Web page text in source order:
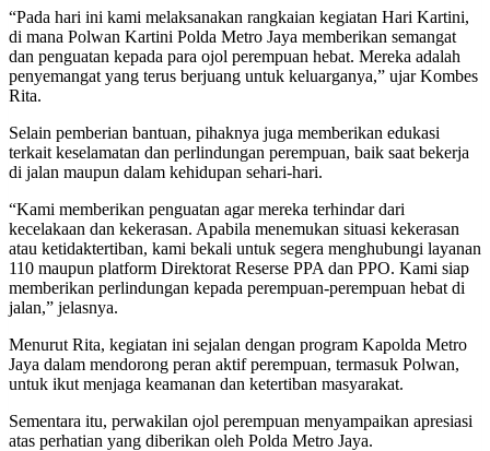
“Pada hari ini kami melaksanakan rangkaian kegiatan Hari Kartini,
di mana Polwan Kartini Polda Metro Jaya memberikan semangat
dan penguatan kepada para ojol perempuan hebat. Mereka adalah
penyemangat yang terus berjuang untuk keluarganya,” ujar Kombes
Rita.
Selain pemberian bantuan, pihaknya juga memberikan edukasi
terkait keselamatan dan perlindungan perempuan, baik saat bekerja
di jalan maupun dalam kehidupan sehari-hari.
“Kami memberikan penguatan agar mereka terhindar dari
kecelakaan dan kekerasan. Apabila menemukan situasi kekerasan
atau ketidaktertiban, kami bekali untuk segera menghubungi layanan
110 maupun platform Direktorat Reserse PPA dan PPO. Kami siap
memberikan perlindungan kepada perempuan-perempuan hebat di
jalan,” jelasnya.
Menurut Rita, kegiatan ini sejalan dengan program Kapolda Metro
Jaya dalam mendorong peran aktif perempuan, termasuk Polwan,
untuk ikut menjaga keamanan dan ketertiban masyarakat.
Sementara itu, perwakilan ojol perempuan menyampaikan apresiasi
atas perhatian yang diberikan oleh Polda Metro Jaya.